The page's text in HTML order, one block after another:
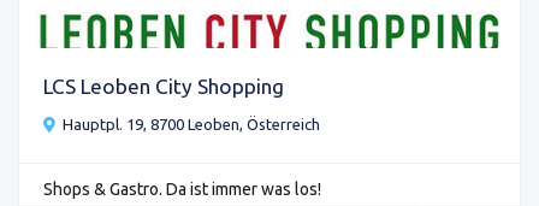
LCS Leoben City Shopping
Hauptpl. 19, 8700 Leoben, Österreich
Shops & Gastro. Da ist immer was los!